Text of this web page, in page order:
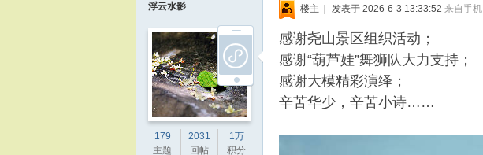
浮云水影
179
主题
2031
回帖
1万
积分
楼主 | 发表于 2026-6-3 13:33:52 来自手机
感谢尧山景区组织活动；
感谢“葫芦娃”舞狮队大力支持；
感谢大模精彩演绎；
辛苦华少，辛苦小诗……